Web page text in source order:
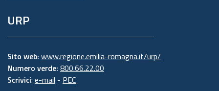
URP
Sito web: www.regione.emilia-romagna.it/urp/
Numero verde: 800.66.22.00
Scrivici: e-mail - PEC